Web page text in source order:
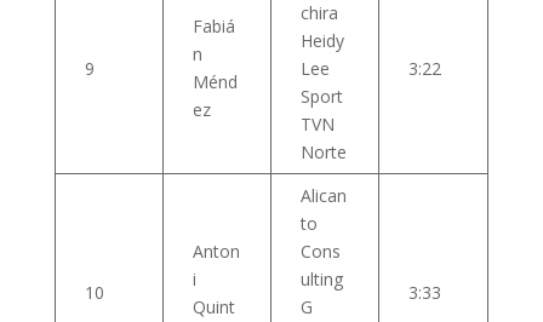
9
Fabiá
n
Ménd
ez
chira
Heidy
Lee
Sport
TVN
Norte
3:22
10
Anton
i
Quint
Alican
to
Cons
ulting
G
3:33